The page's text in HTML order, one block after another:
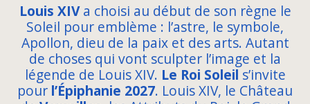
Louis XIVa choisi au début de son règne le
Soleil pour emblème : l’astre, le symbole,
Apollon, dieu de la paix et des arts. Autant
de choses qui vont sculpter l’image et la
légende de Louis XIV. Le Roi Soleil s’invite
pour l’Épiphanie 2027. Louis XIV, le Château